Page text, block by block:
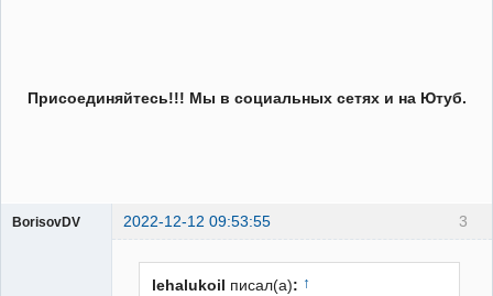
Присоединяйтесь!!! Мы в социальных сетях и на Ютуб.
3
BorisovDV 2022-12-12 09:53:55
lehalukoil писал(а): ↑